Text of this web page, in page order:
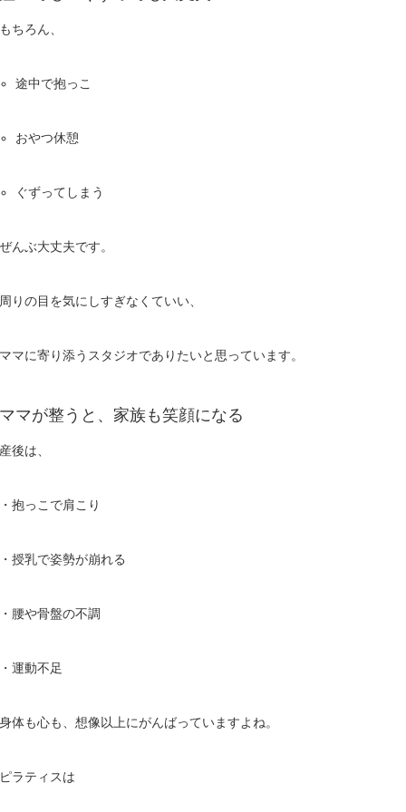
もちろん、
途中で抱っこ
おやつ休憩
ぐずってしまう
ぜんぶ大丈夫です。
周りの目を気にしすぎなくていい、
ママに寄り添うスタジオでありたいと思っています。
ママが整うと、家族も笑顔になる
産後は、
・抱っこで肩こり
・授乳で姿勢が崩れる
・腰や骨盤の不調
・運動不足
身体も心も、想像以上にがんばっていますよね。
ピラティスは